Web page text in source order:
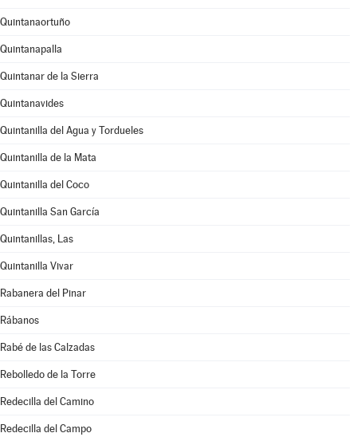
Quintanaortuño
Quintanapalla
Quintanar de la Sierra
Quintanavides
Quintanilla del Agua y Tordueles
Quintanilla de la Mata
Quintanilla del Coco
Quintanilla San García
Quintanillas, Las
Quintanilla Vivar
Rabanera del Pinar
Rábanos
Rabé de las Calzadas
Rebolledo de la Torre
Redecilla del Camino
Redecilla del Campo